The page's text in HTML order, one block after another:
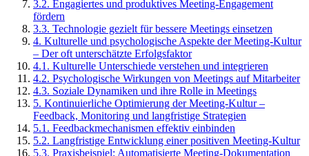
3.2. Engagiertes und produktives Meeting-Engagement
fördern
3.3. Technologie gezielt für bessere Meetings einsetzen
4. Kulturelle und psychologische Aspekte der Meeting-Kultur
– Der oft unterschätzte Erfolgsfaktor
4.1 . Kulturelle Unterschiede verstehen und integrieren
4.2. Psychologische Wirkungen von Meetings auf Mitarbeiter
4.3. Soziale Dynamiken und ihre Rolle in Meetings
5. Kontinuierliche Optimierung der Meeting-Kultur –
Feedback, Monitoring und langfristige Strategien
5.1 . Feedbackmechanismen effektiv einbinden
5.2. Langfristige Entwicklung einer positiven Meeting-Kultur
5.3. Praxisbeispiel: Automatisierte Meeting-Dokumentation